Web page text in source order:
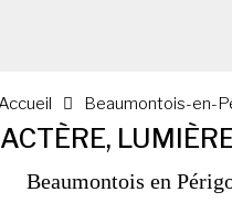
Beaumontois-en-
Beaumontois en